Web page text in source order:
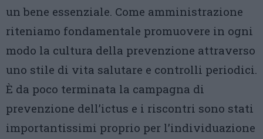
un bene essenziale. Come amministrazione
riteniamo fondamentale promuovere in ogni
modo la cultura della prevenzione attraverso
uno stile di vita salutare e controlli periodici.
È da poco terminata la campagna di
prevenzione dell’ictus e i riscontri sono stati
importantissimi proprio per l’individuazione